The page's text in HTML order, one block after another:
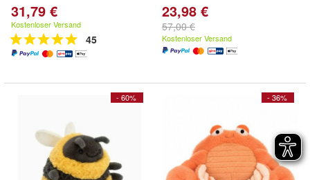
31,79 €
Kostenloser Versand
45
23,98 €
57,00 €
Kostenloser Versand
- 60% - 36%